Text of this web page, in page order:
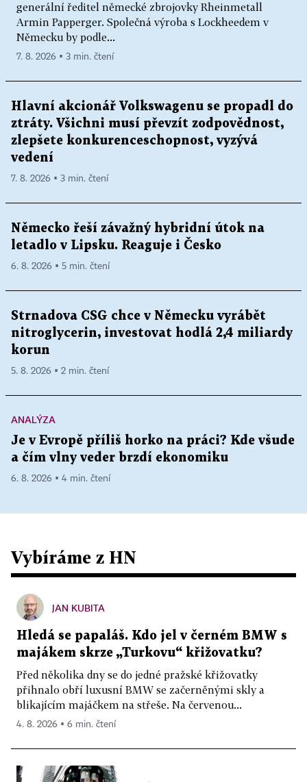
generální ředitel německé zbrojovky Rheinmetall
Armin Papperger. Společná výroba s Lockheedem v
Německu by podle...
7. 8. 2026 ▪ 3 min. čtení
Hlavní akcionář Volkswagenu se propadl do
ztráty. Všichni musí převzít zodpovědnost,
zlepšete konkurenceschopnost, vyzývá
vedení
7. 8. 2026 ▪ 3 min. čtení
Německo řeší závažný hybridní útok na
letadlo v Lipsku. Reaguje i Česko
6. 8. 2026 ▪ 5 min. čtení
Strnadova CSG chce v Německu vyrábět
nitroglycerin, investovat hodlá 2,4 miliardy
korun
5. 8. 2026 ▪ 2 min. čtení
ANALÝZA
Je v Evropě příliš horko na práci? Kde všude
a čím vlny veder brzdí ekonomiku
6. 8. 2026 ▪ 4 min. čtení
Vybíráme z HN
JAN KUBITA
Hledá se papaláš. Kdo jel v černém BMW s
majákem skrze „Turkovu“ křižovatku?
Před několika dny se do jedné pražské křižovatky
přihnalo obří luxusní BMW se začerněnými skly a
blikajícím majáčkem na střeše. Na červenou...
4. 8. 2026 ▪ 6 min. čtení